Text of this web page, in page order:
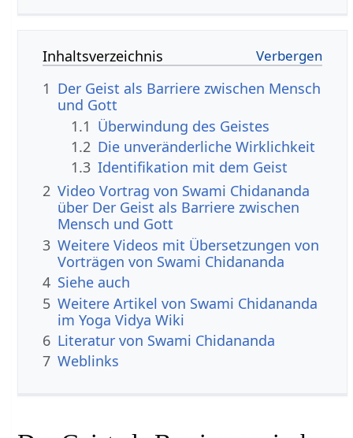
Inhaltsverzeichnis
1 Der Geist als Barriere zwischen Mensch
und Gott
1.1 Überwindung des Geistes
1.2 Die unveränderliche Wirklichkeit
1.3 Identifikation mit dem Geist
2 Video Vortrag von Swami Chidananda
über Der Geist als Barriere zwischen
Mensch und Gott
3 Weitere Videos mit Übersetzungen von
Vorträgen von Swami Chidananda
4 Siehe auch
5 Weitere Artikel von Swami Chidananda
im Yoga Vidya Wiki
6 Literatur von Swami Chidananda
7 Weblinks